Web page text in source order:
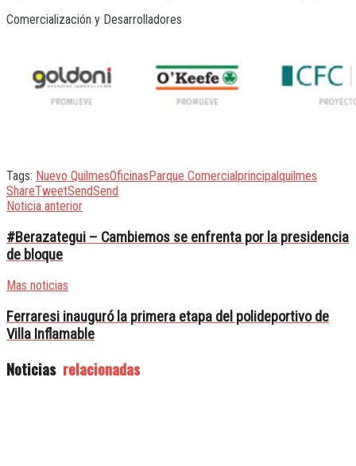
Comercialización y Desarrolladores
Tags: Nuevo QuilmesOficinasParque Comercialprincipalquilmes
ShareTweetSendSend
Noticia anterior
#Berazategui – Cambiemos se enfrenta por la presidencia
de bloque
Mas noticias
Ferraresi inauguró la primera etapa del polideportivo de
Villa Inflamable
Noticias relacionadas